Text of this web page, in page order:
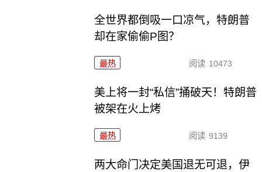
全世界都倒吸一口凉气，特朗普
却在家偷偷P图？
最热 阅读 10473
美上将一封“私信”捅破天！特朗普
被架在火上烤
最热 阅读 9139
两大命门决定美国退无可退，伊